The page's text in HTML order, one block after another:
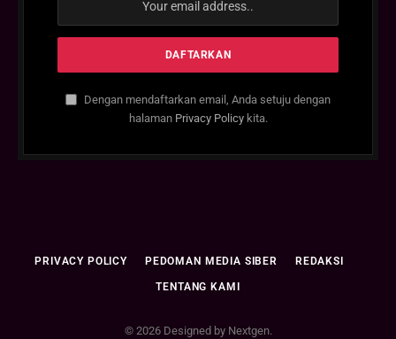
Dengan mendaftarkan email, Anda setuju dengan
halaman Privacy Policykita.
PRIVACY POLICY PEDOMAN MEDIA SIBER REDAKSI
TENTANG KAMI
© 2026 Designed by Nextgen.